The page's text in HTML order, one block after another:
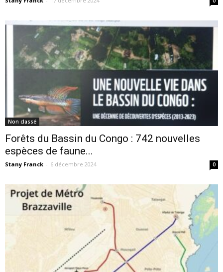
Non classé
Forêts du Bassin du Congo : 742 nouvelles
espèces de faune...
Stany Franck - 6 décembre 2024 0